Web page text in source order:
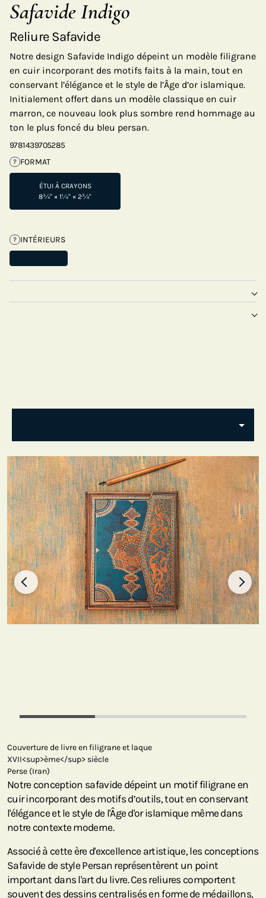
Safavide Indigo
Reliure Safavide
Notre design Safavide Indigo dépeint un modèle filigrane
en cuir incorporant des motifs faits à la main, tout en
conservant l’élégance et le style de l’Âge d’or islamique.
Initialement offert dans un modèle classique en cuir
marron, ce nouveau look plus sombre rend hommage au
ton le plus foncé du bleu persan.
9781439705285
? FORMAT
ÉTUI À CRAYONS
8¾" × 1¼" × 2¾"
? INTÉRIEURS
Couverture de livre en filigrane et laque
XVII<sup>ème</sup> siècle
Perse (Iran)
Notre conception safavide dépeint un motif filigrane en
cuir incorporant des motifs d’outils, tout en conservant
l'élégance et le style de l'Âge d'or islamique même dans
notre contexte moderne.
Associé à cette ère d'excellence artistique, les conceptions
Safavide de style Persan représentèrent un point
important dans l'art du livre. Ces reliures comportent
souvent des dessins centralisés en forme de médaillons,